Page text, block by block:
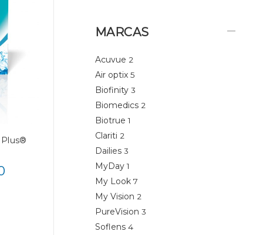
MARCAS
Acuvue 2
Air optix 5
Biofinity 3
Biomedics 2
Biotrue 1
Clariti 2
Dailies 3
MyDay 1
My Look 7
My Vision 2
PureVision 3
Soflens 4